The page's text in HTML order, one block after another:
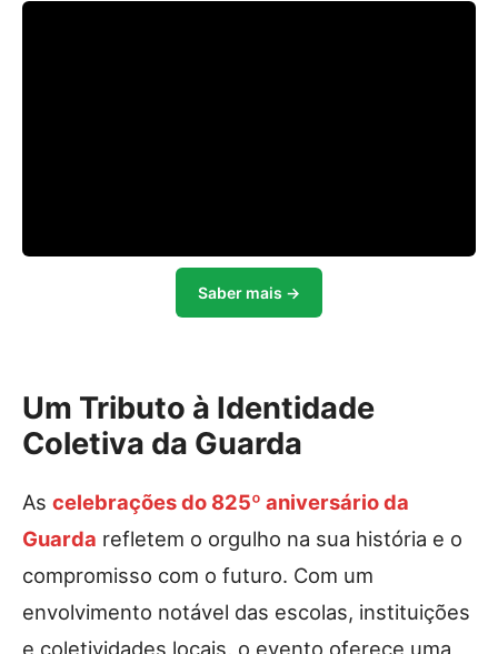
Saber mais →
Um Tributo à Identidade
Coletiva da Guarda
As celebrações do 825º aniversário da
Guarda refletem o orgulho na sua história e o
compromisso com o futuro. Com um
envolvimento notável das escolas, instituições
e coletividades locais, o evento oferece uma